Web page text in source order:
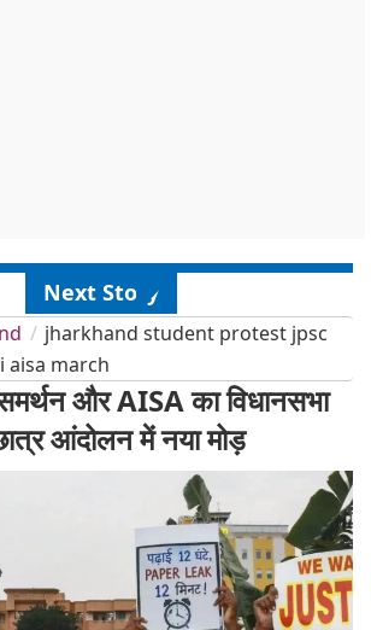
Next Story
jharkhand student protest jpsc
aisa march
और AISA का विधानसभा
आंदोलन में नया मोड़